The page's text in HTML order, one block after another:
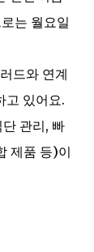
는 월요일
드와 연계
고 있어요.
관리, 빠
제품 등)이